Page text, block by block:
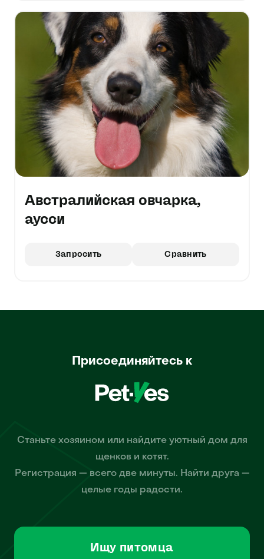
Австралийская овчарка,
аусси
Запросить Сравнить
Присоединяйтесь к
Станьте хозяином или найдите уютный дом для
щенков и котят.
Регистрация — всего две минуты. Найти друга —
целые годы радости.
Ищу питомца